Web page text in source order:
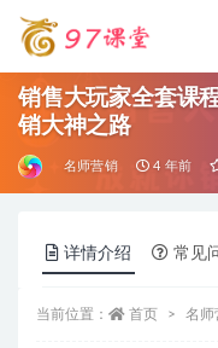
销售大玩家全套课
销大神之路
名师营销 4 年前
详情介绍 常见
当前位置： 首页 名师